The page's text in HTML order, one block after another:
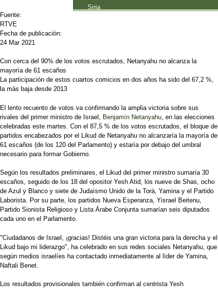
Fuente:
RTVE
Fecha de publicación:
24 Mar 2021
Con cerca del 90% de los votos escrutados, Netanyahu no alcanza la
mayoría de 61 escaños
La participación de estos cuartos comicios en dos años ha sido del 67,2 %,
la más baja desde 2013
El lento recuento de votos va confirmando la amplia victoria sobre sus
rivales del primer ministro de Israel,
Benjamín Netanyahu , en las elecciones
celebradas este martes. Con el 87,5 % de los votos escrutados, el bloque de
partidos encabezados por el Likud de Netanyahu no alcanzaría la mayoría de
61 escaños (de los 120 del Parlamento) y estaría por debajo del umbral
necesario para formar Gobierno.
Según los resultados preliminares, el Likud del primer ministro sumaría 30
escaños, seguido de los 18 del opositor Yesh Atid, los nueve de Shas, ocho
de Azul y Blanco y siete de Judaísmo Unido de la Torá, Yamina y el Partido
Laborista. Por su parte, los partidos Nueva Esperanza, Yisrael Beitenu,
Partido Sionista Religioso y Lista Árabe Conjunta sumarían seis diputados
cada uno en el Parlamento.
"Ciudadanos de Israel, ¡gracias! Distéis una gran victoria para la derecha y el
Likud bajo mi liderazgo", ha celebrado en sus redes sociales Netanyahu, que
según medios israelíes ha contactado inmediatamente al líder de Yamina,
Naftali Benet.
Los resultados provisionales también confirman al centrista Yesh
Siria